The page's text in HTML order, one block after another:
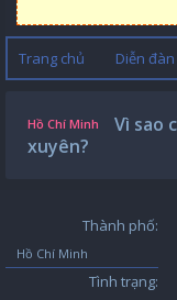
Trang chủ Diễn đàn
Hồ Chí Minh
Vì sao
xuyên?
Thành phố:
Hồ Chí Minh
Tình trạng: